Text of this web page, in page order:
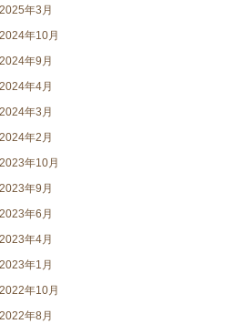
年3月
年10月
年9月
年4月
年3月
年2月
年10月
年9月
年6月
年4月
年1月
年10月
年8月